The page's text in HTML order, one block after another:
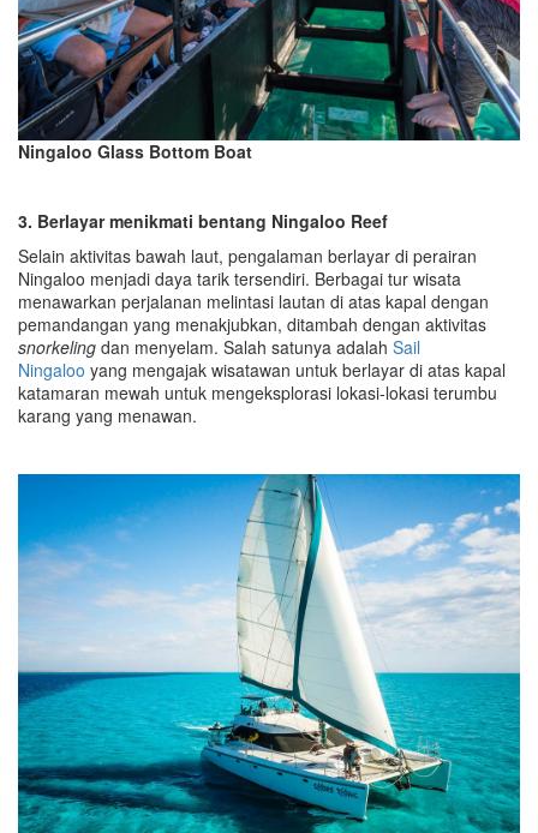
Ningaloo Glass Bottom Boat
3. Berlayar menikmati bentang Ningaloo Reef
Selain aktivitas bawah laut, pengalaman berlayar di perairan
Ningaloo menjadi daya tarik tersendiri. Berbagai tur wisata
menawarkan perjalanan melintasi lautan di atas kapal dengan
pemandangan yang menakjubkan, ditambah dengan aktivitas
snorkeling dan menyelam. Salah satunya adalah Sail
Ningaloo yang mengajak wisatawan untuk berlayar di atas kapal
katamaran mewah untuk mengeksplorasi lokasi-lokasi terumbu
karang yang menawan.